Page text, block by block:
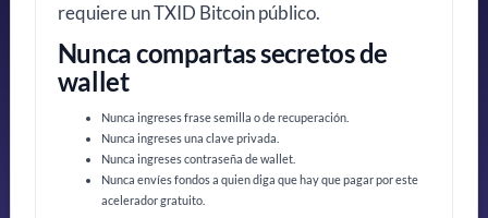
requiere un TXID Bitcoin público.
Nunca compartas secretos de
wallet
Nunca ingreses frase semilla o de recuperación.
Nunca ingreses una clave privada.
Nunca ingreses contraseña de wallet.
Nunca envíes fondos a quien diga que hay que pagar por este
acelerador gratuito.